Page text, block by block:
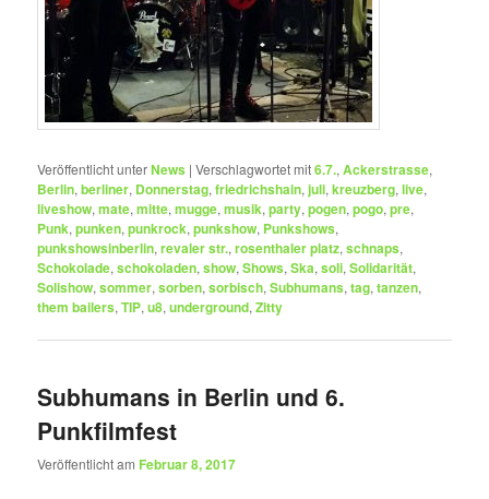
Veröffentlicht unterNews |Verschlagwortet mit6.7.,Ackerstrasse,
Berlin,berliner, Donnerstag,friedrichshain,juli,kreuzberg,live,
liveshow,mate,mitte,mugge,musik,party,pogen,pogo,pre,
Punk,punken,punkrock,punkshow, Punkshows,
punkshowsinberlin,revaler str.,rosenthaler platz,schnaps,
Schokolade,schokoladen,show,Shows,Ska,soli,Solidarität,
Solishow,sommer,sorben,sorbisch,Subhumans,tag,tanzen,
them bailers,TIP,u8,underground,Zitty
Subhumans in Berlin und 6.
Punkfilmfest
Veröffentlicht am Februar 8, 2017